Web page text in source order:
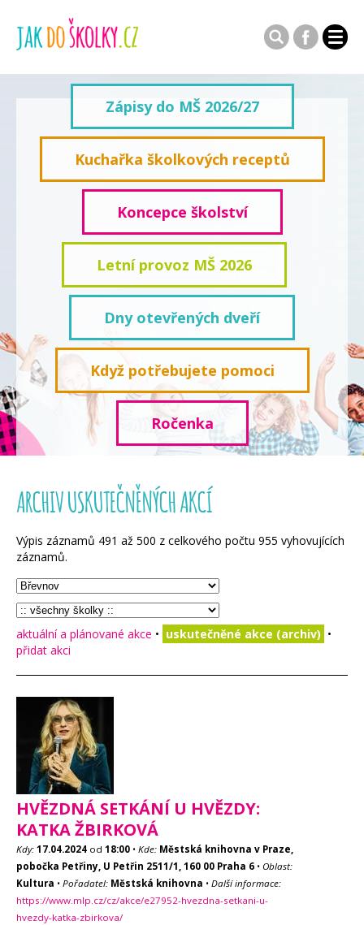
Zápisy do MŠ 2026/27
Kuchařka školkových receptů
Koncepce školství
Letní provoz MŠ 2026
Dny otevřených dveří
Když potřebujete pomoci
Ročenka
ARCHIV USKUTEČNĚNÝCH AKCÍ
Výpis záznamů 491 až 500 z celkového počtu 955 vyhovujících
záznamů.
aktuální a plánované akce • uskutečněné akce (archiv) •
přidat akci
HVĚZDNÁ SETKÁNÍ U HVĚZDY:
KATKA ŽBIRKOVÁ
Kdy: 17.04.2024 od 18:00 • Kde: Městská knihovna v Praze,
pobočka Petřiny, U Petřin 2511/1, 160 00 Praha 6 • Oblast:
Kultura • Pořadatel: Městská knihovna • Další informace:
https://www.mlp.cz/cz/akce/e27952-hvezdna-setkani-u-
hvezdy-katka-zbirkova/